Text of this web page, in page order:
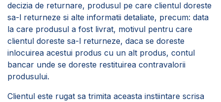
decizia de returnare, produsul pe care clientul doreste
sa-l returneze si alte informatii detaliate, precum: data
la care produsul a fost livrat, motivul pentru care
clientul doreste sa-l returneze, daca se doreste
inlocuirea acestui produs cu un alt produs, contul
bancar unde se doreste restituirea contravalorii
produsului.
Clientul este rugat sa trimita aceasta instiintare scrisa